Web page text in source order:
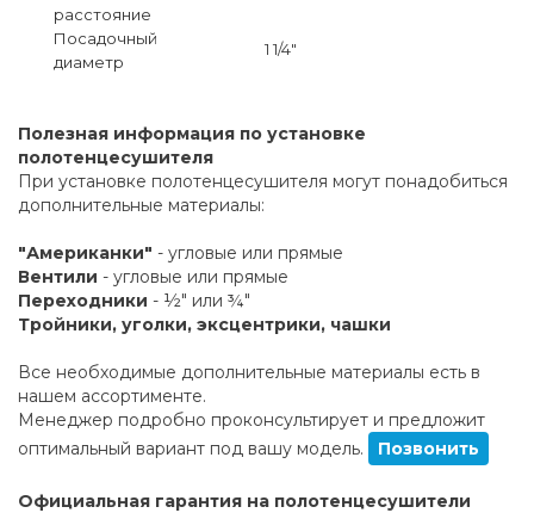
расстояние
Посадочный
диаметр
1 1/4"
Полезная информация по установке
полотенцесушителя
При установке полотенцесушителя могут понадобиться
дополнительные материалы:
"Американки" - угловые или прямые
Вентили - угловые или прямые
Переходники - ½" или ¾"
Тройники, уголки, эксцентрики, чашки
Все необходимые дополнительные материалы есть в
нашем ассортименте.
Менеджер подробно проконсультирует и предложит
оптимальный вариант под вашу модель.
Позвонить
Официальная гарантия на полотенцесушители